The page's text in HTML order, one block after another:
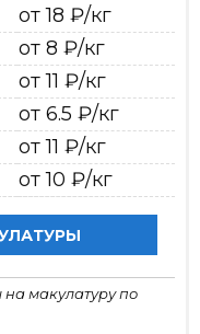
от 18 ₽/кг
от 8 ₽/кг
от 11 ₽/кг
от 6.5 ₽/кг
от 11 ₽/кг
от 10 ₽/кг
макулатуру по